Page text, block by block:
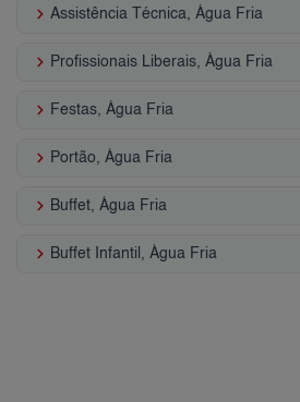
keyboard_arrow_right Assistência Técnica, Água Fria
keyboard_arrow_right Profissionais Liberais, Água Fria
keyboard_arrow_right Festas, Água Fria
keyboard_arrow_right Portão, Água Fria
keyboard_arrow_right Buffet, Água Fria
keyboard_arrow_right Buffet Infantil, Água Fria